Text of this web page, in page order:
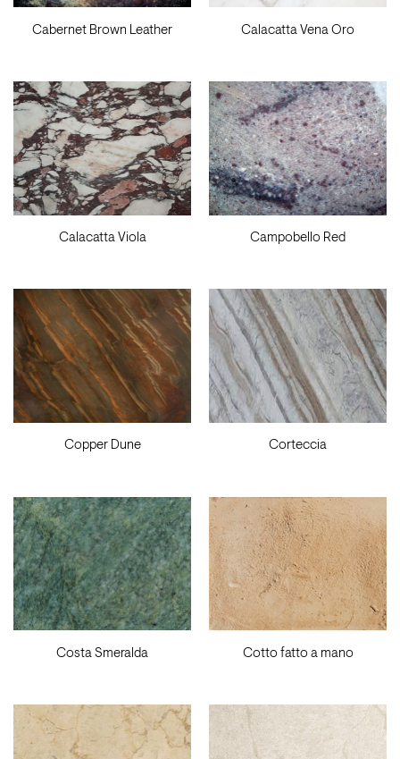
Cabernet Brown Leather Calacatta Vena Oro
Calacatta Viola Campobello Red
Copper Dune Corteccia
Costa Smeralda Cotto fatto a mano